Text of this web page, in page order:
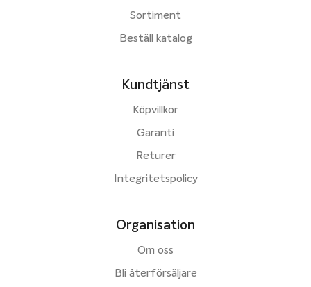
Sortiment
Beställ katalog
Kundtjänst
Köpvillkor
Garanti
Returer
Integritetspolicy
Organisation
Om oss
Bli återförsäljare